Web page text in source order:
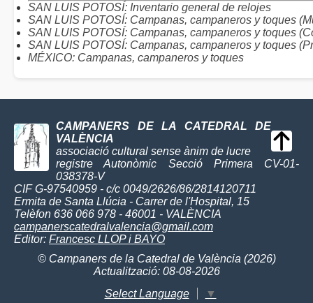
SAN LUIS POTOSÍ: Inventario general de relojes
SAN LUIS POTOSÍ: Campanas, campaneros y toques
SAN LUIS POTOSÍ: Campanas, campaneros y toques
SAN LUIS POTOSÍ: Campanas, campaneros y toques
MÉXICO: Campanas, campaneros y toques
CAMPANERS DE LA CATEDRAL DE
VALÈNCIA
associació cultural sense ànim de lucre
registre Autonòmic Secció Primera CV-01-
038378-V
CIF G-97540959 - c/c 0049/2626/86/2814120711
Ermita de Santa Llúcia - Carrer de l'Hospital, 15
Telèfon 636 066 978 - 46001 - VALÈNCIA
campanerscatedralvalencia@gmail.com
Editor: Francesc LLOP i BAYO
© Campaners de la Catedral de València (2026)
Actualització: 08-08-2026
Select Language
▼